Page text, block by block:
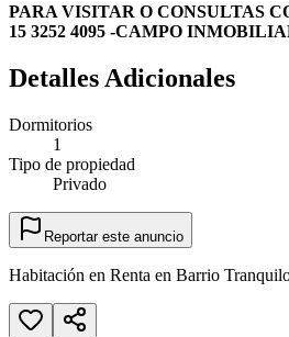
PARA VISITAR O CONSULTAS
15 3252 4095 -CAMPO
Detalles Adicionales
Dormitorios
1
Tipo de propiedad
Privado
Reportar este anuncio
Habitación en Renta en Barrio